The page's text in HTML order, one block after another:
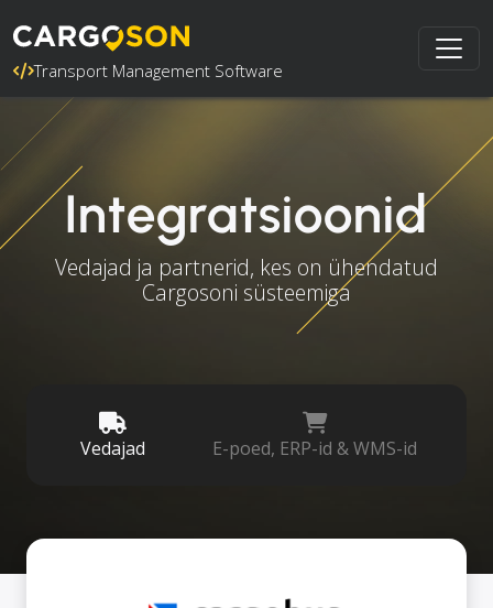
Transport Management Software
Integratsioonid
Vedajad ja partnerid, kes on ühendatud
Cargosoni süsteemiga
Vedajad E-poed, ERP-id & WMS-id